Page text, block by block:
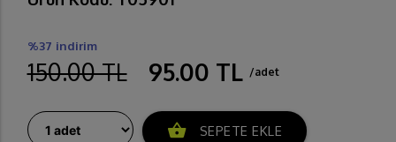
%37 indirim
150.00 TL 95.00 TL /adet
shopping_basket SEPETE EKLE